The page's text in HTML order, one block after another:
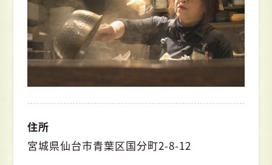
住所
宮城県仙台市青葉区国分町2-8-12